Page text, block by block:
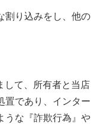
割り込みをし、他の
て、所有者と当店
置であり、インター
うな『詐欺行為』や